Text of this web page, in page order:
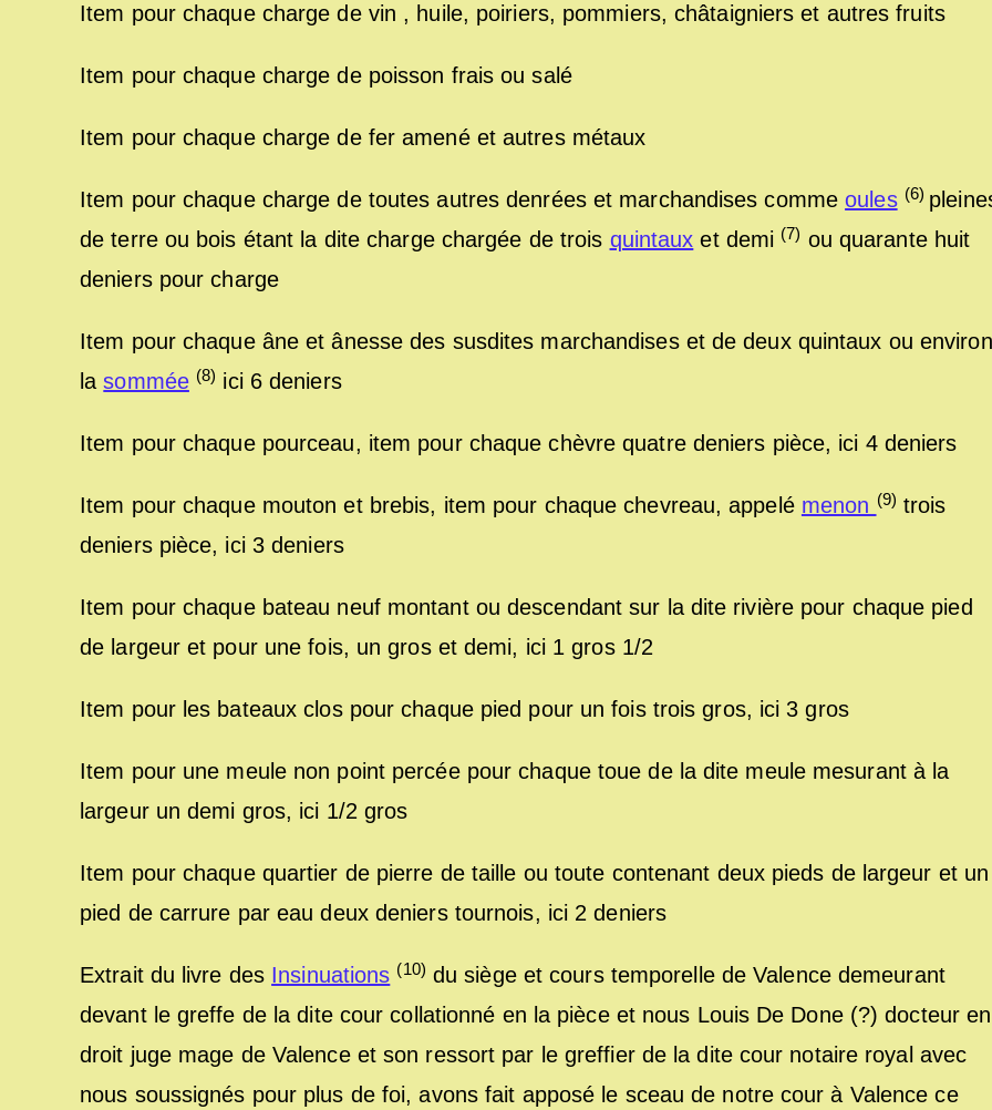
Item pour chaque charge de vin , huile, poiriers, pommiers, châtaigniers et autres fruits
Item pour chaque charge de poisson frais ou salé
Item pour chaque charge de fer amené et autres métaux
Item pour chaque charge de toutes autres denrées et marchandises commeoules (6)
de terre ou bois étant la dite charge chargée de trois quintaux et demi (7) ou quarante huit
deniers pour charge
Item pour chaque âne et ânesse des susdites marchandises et de deux quintaux ou
lasommée (8) ici 6 deniers
Item pour chaque pourceau, item pour chaque chèvre quatre deniers pièce, ici 4 deniers
Item pour chaque mouton et brebis, item pour chaque chevreau, appelé menon (9) trois
deniers pièce, ici 3 deniers
Item pour chaque bateau neuf montant ou descendant sur la dite rivière pour chaque pied
de largeur et pour une fois, un gros et demi, ici 1 gros 1/2
Item pour les bateaux clos pour chaque pied pour un fois trois gros, ici 3 gros
Item pour une meule non point percée pour chaque toue de la dite meule mesurant à la
largeur un demi gros, ici 1/2 gros
Item pour chaque quartier de pierre de taille ou toute contenant deux pieds de largeur et un
pied de carrure par eau deux deniers tournois, ici 2 deniers
Extrait du livre des Insinuations (10) du siège et cours temporelle de Valence demeurant
devant le greffe de la dite cour collationné en la pièce et nous Louis De Done (?) docteur en
droit juge mage de Valence et son ressort par le greffier de la dite cour notaire royal avec
nous soussignés pour plus de foi, avons fait apposé le sceau de notre cour à Valence ce